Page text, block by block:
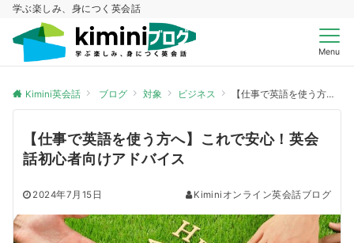
学ぶ楽しみ、身につく英会話
Menu
Kimini英会話 ブログ 対象 ビジネス 【仕事で英語を使う方へ】これで安心！英会話初心者向けアドバイス
【仕事で英語を使う方へ】これで安心！英会
話初心者向けアドバイス
2024年7月15日 Kiminiオンライン英会話ブログ